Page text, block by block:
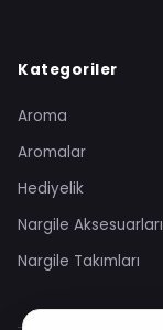
Kategoriler
Aroma
Aromalar
Hediyelik
Nargile Aksesuarları
Nargile Takımları